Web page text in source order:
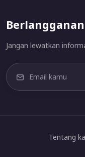
Jangan lewatkan
Tentang